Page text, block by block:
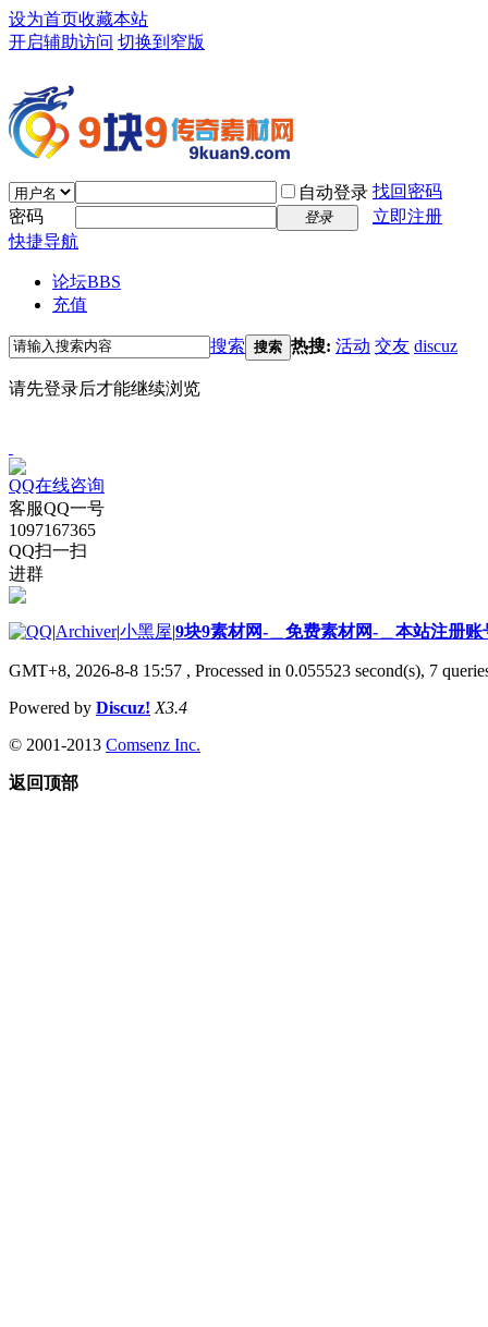
设为首页收藏本站
开启辅助访问 切换到窄版
自动登录 找回密码
密码
登录
立即注册
快捷导航
论坛BBS
充值
搜索 搜索 热搜: 活动 交友 discuz
请先登录后才能继续浏览
QQ在线咨询
客服QQ一号
1097167365
QQ扫一扫
进群
|Archiver|小黑屋|9块9素材网-＿免费素材网-＿本站注册账
GMT+8, 2026-8-8 15:57 , Processed in 0.055523 second(s), 7
Powered by Discuz! X3.4
© 2001-2013 Comsenz Inc.
返回顶部